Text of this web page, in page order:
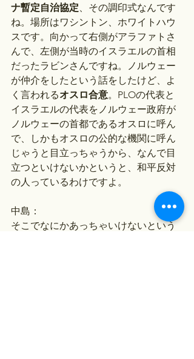
ナ暫定自治協定、その調印式なんです
ね。場所はワシントン、ホワイトハウ
スです。向かって右側がアラファトさ
んで、左側が当時のイスラエルの首相
だったラビンさんですね。ノルウェー
が仲介をしたという話をしたけど、よ
く言われるオスロ合意。PLOの代表と
イスラエルの代表をノルウェー政府が
ノルウェーの首都であるオスロに呼ん
で、しかもオスロの公的な機関に呼ん
じゃうと目立っちゃうから、なんで目
立つといけないかというと、和平反対
の人っているわけですよ。
中島：
そこでなにかあっちゃいけないという